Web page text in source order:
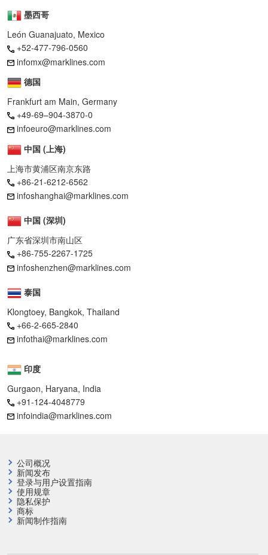
墨西哥
León Guanajuato, Mexico
+52-477-796-0560
infomx@marklines.com
德国
Frankfurt am Main, Germany
+49-69–904-3870-0
infoeuro@marklines.com
中国 (上海)
上海市黄浦区南京东路
+86-21-6212-6562
infoshanghai@marklines.com
中国 (深圳)
广东省深圳市南山区
+86-755-2267-1725
infoshenzhen@marklines.com
泰国
Klongtoey, Bangkok, Thailand
+66-2-665-2840
infothai@marklines.com
印度
Gurgaon, Haryana, India
+91-124-4048779
infoindia@marklines.com
公司概况
新闻发布
登录与用户设置指南
使用规章
隐私保护
商标
新闻制作指南